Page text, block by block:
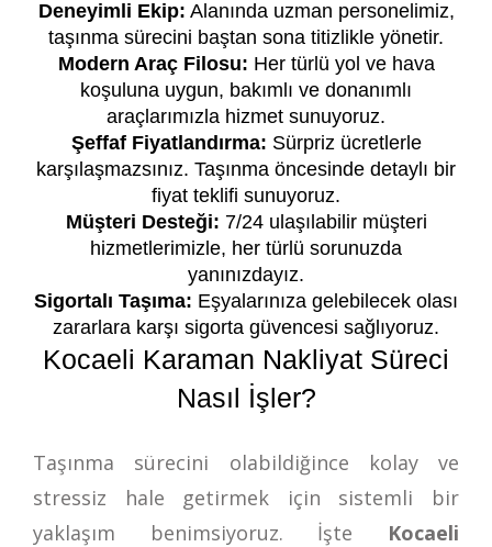
Deneyimli Ekip: Alanında uzman personelimiz,
taşınma sürecini baştan sona titizlikle yönetir.
Modern Araç Filosu: Her türlü yol ve hava
koşuluna uygun, bakımlı ve donanımlı
araçlarımızla hizmet sunuyoruz.
Şeffaf Fiyatlandırma: Sürpriz ücretlerle
karşılaşmazsınız. Taşınma öncesinde detaylı bir
fiyat teklifi sunuyoruz.
Müşteri Desteği: 7/24 ulaşılabilir müşteri
hizmetlerimizle, her türlü sorunuzda
yanınızdayız.
Sigortalı Taşıma: Eşyalarınıza gelebilecek olası
zararlara karşı sigorta güvencesi sağlıyoruz.
Kocaeli Karaman Nakliyat Süreci
Nasıl İşler?
Taşınma sürecini olabildiğince kolay ve
stressiz hale getirmek için sistemli bir
yaklaşım benimsiyoruz. İşte Kocaeli